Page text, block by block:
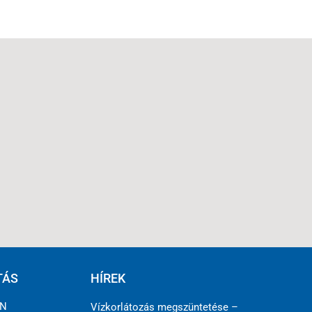
HÍREK
Vízkorlátozás megszüntetése –